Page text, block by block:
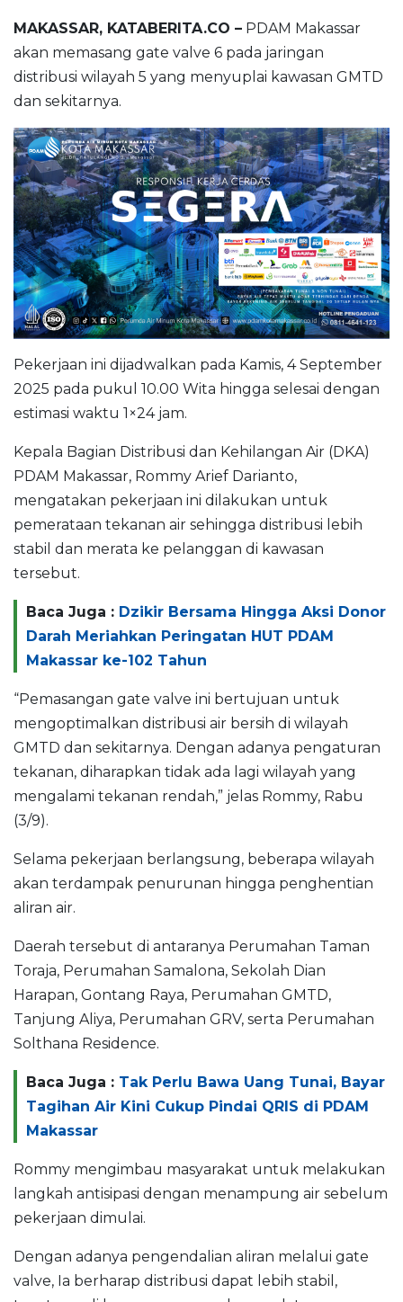
MAKASSAR, KATABERITA.CO – PDAM Makassar
akan memasang gate valve 6 pada jaringan
distribusi wilayah 5 yang menyuplai kawasan GMTD
dan sekitarnya.
Pekerjaan ini dijadwalkan pada Kamis, 4 September
2025 pada pukul 10.00 Wita hingga selesai dengan
estimasi waktu 1×24 jam.
Kepala Bagian Distribusi dan Kehilangan Air (DKA)
PDAM Makassar, Rommy Arief Darianto,
mengatakan pekerjaan ini dilakukan untuk
pemerataan tekanan air sehingga distribusi lebih
stabil dan merata ke pelanggan di kawasan
tersebut.
Baca Juga : Dzikir Bersama Hingga Aksi Donor
Darah Meriahkan Peringatan HUT PDAM
Makassar ke-102 Tahun
“Pemasangan gate valve ini bertujuan untuk
mengoptimalkan distribusi air bersih di wilayah
GMTD dan sekitarnya. Dengan adanya pengaturan
tekanan, diharapkan tidak ada lagi wilayah yang
mengalami tekanan rendah,” jelas Rommy, Rabu
(3/9).
Selama pekerjaan berlangsung, beberapa wilayah
akan terdampak penurunan hingga penghentian
aliran air.
Daerah tersebut di antaranya Perumahan Taman
Toraja, Perumahan Samalona, Sekolah Dian
Harapan, Gontang Raya, Perumahan GMTD,
Tanjung Aliya, Perumahan GRV, serta Perumahan
Solthana Residence.
Baca Juga : Tak Perlu Bawa Uang Tunai, Bayar
Tagihan Air Kini Cukup Pindai QRIS di PDAM
Makassar
Rommy mengimbau masyarakat untuk melakukan
langkah antisipasi dengan menampung air sebelum
pekerjaan dimulai.
Dengan adanya pengendalian aliran melalui gate
valve, Ia berharap distribusi dapat lebih stabil,